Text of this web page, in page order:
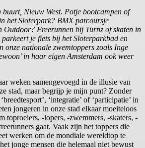
Nieuw West. Potje bootcampen of
het Sloterpark? BMX parcoursje
Outdoor? Freerunnen bij Turnz of skaten in
je fiets bij het Sloterparkbad en
onze nationale zwemtoppers zoals Inge
in haar eigen Amsterdam ook weer
weken samengevoegd in de illusie van
stad, maar begrijp je mijn punt? Zonder
‘integratie’ of ‘participatie’ in
jongeren in onze stad elkaar moeiteloos
toproeiers, -lopers, -zwemmers, -skaters, -
gaat. Vaak zijn het toppers die
werken om de mondiale wereldtop te
jonge mensen die helemaal niet bewust